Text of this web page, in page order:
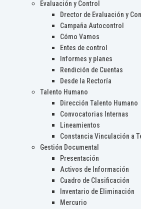
Evaluación y Control
Drector de Evaluación y
Campaña Autocontrol
Cómo Vamos
Entes de control
Informes y planes
Rendición de Cuentas
Desde la Rectoría
Talento Humano
Dirección Talento Humano
Convocatorias Internas
Lineamientos
Constancia Vinculación a
Gestión Documental
Presentación
Activos de Información
Cuadro de Clasificación
Inventario de Eliminación
Mercurio